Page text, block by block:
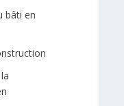
bâti en